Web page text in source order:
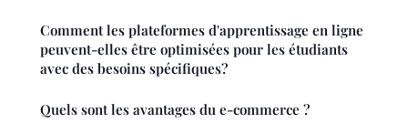
Comment les plateformes d'apprentissage en ligne
peuvent-elles être optimisées pour les étudiants
avec des besoins spécifiques?
Quels sont les avantages du e-commerce ?